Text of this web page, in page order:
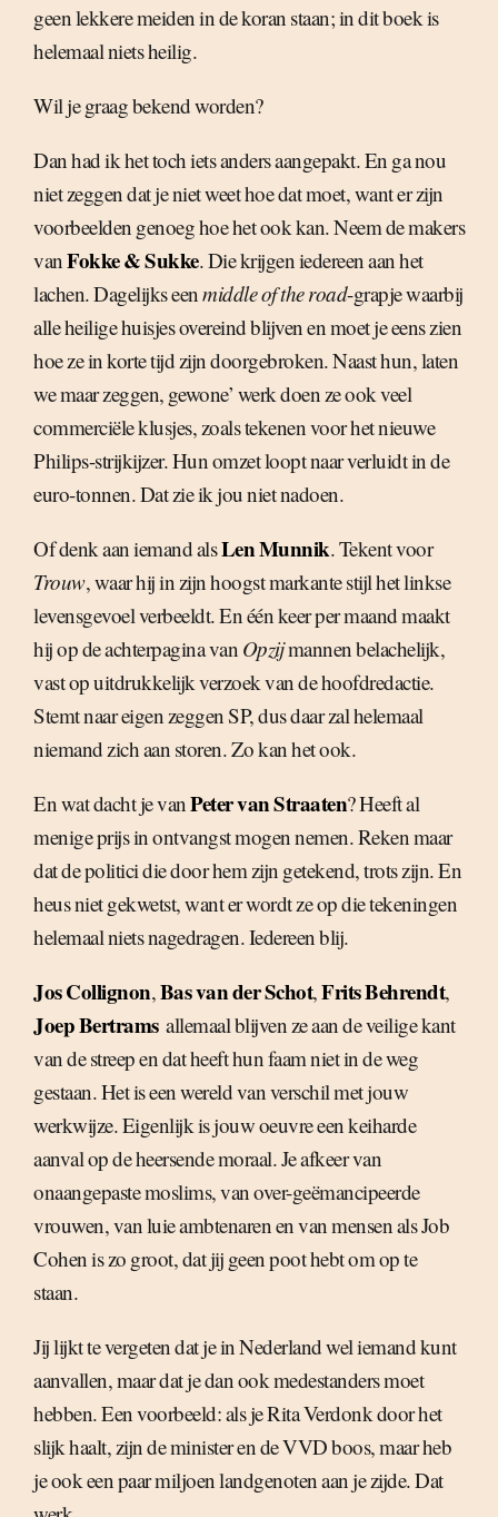
geen lekkere meiden in de koran staan; in dit boek is
helemaal niets heilig.
Wil je graag bekend worden?
Dan had ik het toch iets anders aangepakt. En ga nou
niet zeggen dat je niet weet hoe dat moet, want er zijn
voorbeelden genoeg hoe het ook kan. Neem de makers
vanFokke & Sukke. Die krijgen iedereen aan het
lachen. Dagelijks eenmiddle of the road-grapje waarbij
alle heilige huisjes overeind blijven en moet je eens zien
hoe ze in korte tijd zijn doorgebroken. Naast hun, laten
we maar zeggen, gewone’ werk doen ze ook veel
commerciële klusjes, zoals tekenen voor het nieuwe
Philips-strijkijzer. Hun omzet loopt naar verluidt in de
euro-tonnen. Dat zie ik jou niet nadoen.
Of denk aan iemand alsLen Munnik. Tekent voor
Trouw, waar hij in zijn hoogst markante stijl het linkse
levensgevoel verbeeldt. En één keer per maand maakt
hij op de achterpagina van Opzijmannen belachelijk,
vast op uitdrukkelijk verzoek van de hoofdredactie.
Stemt naar eigen zeggen SP, dus daar zal helemaal
niemand zich aan storen. Zo kan het ook.
En wat dacht je vanPeter van Straaten? Heeft al
menige prijs in ontvangst mogen nemen. Reken maar
dat de politici die door hem zijn getekend, trots zijn. En
heus niet gekwetst, want er wordt ze op die tekeningen
helemaal niets nagedragen. Iedereen blij.
Jos Collignon,Bas van der Schot,Frits Behrendt,
Joep Bertrams allemaal blijven ze aan de veilige kant
van de streep en dat heeft hun faam niet in de weg
gestaan. Het is een wereld van verschil met jouw
werkwijze. Eigenlijk is jouw oeuvre een keiharde
aanval op de heersende moraal. Je afkeer van
onaangepaste moslims, van over-geëmancipeerde
vrouwen, van luie ambtenaren en van mensen als Job
Cohen is zo groot, dat jij geen poot hebt om op te
staan.
Jij lijkt te vergeten dat je in Nederland wel iemand kunt
aanvallen, maar dat je dan ook medestanders moet
hebben. Een voorbeeld: als je Rita Verdonk door het
slijk haalt, zijn de minister en de VVD boos, maar heb
je ook een paar miljoen landgenoten aan je zijde. Dat